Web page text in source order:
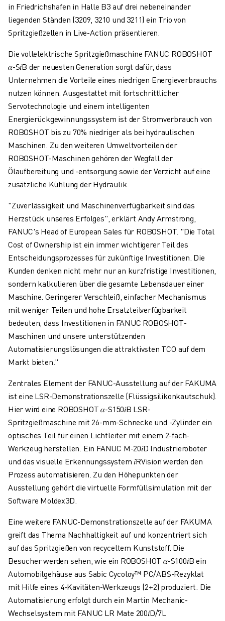
ROBOSHOT NACHHALTIGKEIT
ROBOSHOT ROBOTER-PAKET
ROBOSHOT VORBEUGENDE WARTUNG
ROBOSHOT TOTAL COST OF OWNERSHIP
DRAHTERODIERMASCHINEN
ROBOCUT DRAHTERODIERMASCHINEN
ROBOCUT HARDWARE
ROBOCUT SOFTWARE
ROBOCUT VORBEUGENDE WARTUNG
ROBOCUT NACHHALTIGKEIT
IIOT-LÖSUNGEN
INTELLIGENTE FABRIKLÖSUNGEN
PRODUKTREGISTRIERUNG » FANUC PORTAL
FALLBEISPIELE
BRANCHEN
ALLE BRANCHEN
LUFT- UND RAUMFAHRT
AUTOMOBIL
ELEKTRISCHE FAHRZEUGE
ELEKTRONIK
LEBENSMITTEL UND GETRÄNKE
MEDIZIN
KUNSTSTOFFE
LAGERHALTUNG, LOGISTIK, POST & PAKET
APPLIKATIONEN
ALLE APPLIKATIONEN
5-ACHS-BEARBEITUNG
LICHTBOGENSCHWEISSEN
MONTAGE
CNC-SCHLEIFEN
CNC-FRÄSEN
CNC-DREHEN
HOCHGESCHWINDIGKEITSBOHREN UND -GEWINDESCHNEIDEN
SPRITZGUSS
MASCHINENBEDIENUNG
MATERIALHANDHABUNG
LACKIEREN
PUNKTSCHWEISSEN
VISION INSPEKTION
DRAHTERODIERMASCHINE
FALLBEISPIELE
KUNDENDIENST
KUNDENBETREUUNG
FANUC PLANS
FIELD & WARTUNG
in Friedrichshafen in Halle B3 auf drei nebeneinander
liegenden Ständen (3209, 3210 und 3211) ein Trio von
Spritzgießzellen in Live-Action präsentieren.
Die vollelektrische Spritzgießmaschine FANUC ROBOSHOT
𝛼-S𝑖B der neuesten Generation sorgt dafür, dass
Unternehmen die Vorteile eines niedrigen Energieverbrauchs
nutzen können. Ausgestattet mit fortschrittlicher
Servotechnologie und einem intelligenten
Energierückgewinnungssystem ist der Stromverbrauch von
ROBOSHOT bis zu 70% niedriger als bei hydraulischen
Maschinen. Zu den weiteren Umweltvorteilen der
ROBOSHOT-Maschinen gehören der Wegfall der
Ölaufbereitung und -entsorgung sowie der Verzicht auf eine
zusätzliche Kühlung der Hydraulik.
"Zuverlässigkeit und Maschinenverfügbarkeit sind das
Herzstück unseres Erfolges", erklärt Andy Armstrong,
FANUC's Head of European Sales für ROBOSHOT. "Die Total
Cost of Ownership ist ein immer wichtigerer Teil des
Entscheidungsprozesses für zukünftige Investitionen. Die
Kunden denken nicht mehr nur an kurzfristige Investitionen,
sondern kalkulieren über die gesamte Lebensdauer einer
Maschine. Geringerer Verschleiß, einfacher Mechanismus
mit weniger Teilen und hohe Ersatzteilverfügbarkeit
bedeuten, dass Investitionen in FANUC ROBOSHOT-
Maschinen und unsere unterstützenden
Automatisierungslösungen die attraktivsten TCO auf dem
Markt bieten."
Zentrales Element der FANUC-Ausstellung auf der FAKUMA
ist eine LSR-Demonstrationszelle (Flüssigsilikonkautschuk).
Hier wird eine ROBOSHOT 𝛼-S150𝑖B LSR-
Spritzgießmaschine mit 26-mm-Schnecke und -Zylinder ein
optisches Teil für einen Lichtleiter mit einem 2-fach-
Werkzeug herstellen. Ein FANUC M-20𝑖D Industrieroboter
und das visuelle Erkennungssystem 𝑖RVision werden den
Prozess automatisieren. Zu den Höhepunkten der
Ausstellung gehört die virtuelle Formfüllsimulation mit der
Software Moldex3D.
Eine weitere FANUC-Demonstrationszelle auf der FAKUMA
greift das Thema Nachhaltigkeit auf und konzentriert sich
auf das Spritzgießen von recyceltem Kunststoff. Die
Besucher werden sehen, wie ein ROBOSHOT 𝛼-S100𝑖B ein
Automobilgehäuse aus Sabic Cycoloy™ PC/ABS-Rezyklat
mit Hilfe eines 4-Kavitäten-Werkzeugs (2+2) produziert. Die
Automatisierung erfolgt durch ein Martin Mechanic-
Wechselsystem mit FANUC LR Mate 200𝑖D/7L